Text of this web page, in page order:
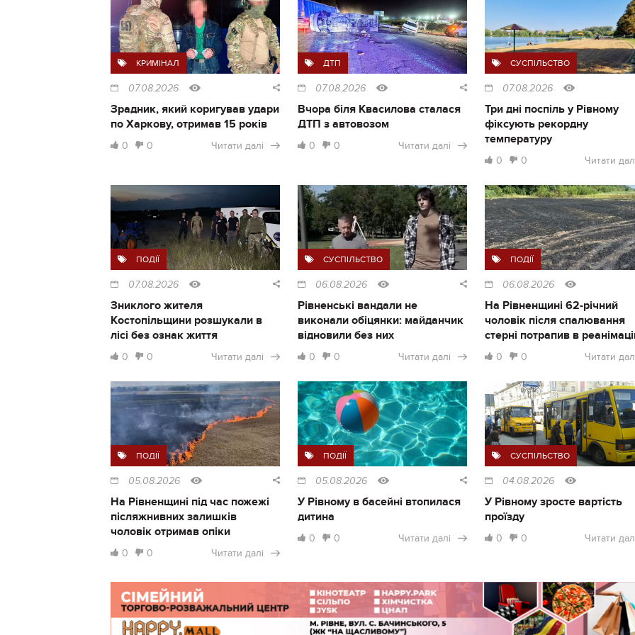
КРИМІНАЛ
07.08.2026
Зрадник, який коригував удари
по Харкову, отримав 15 років
0 0 Читати далі
ДТП
07.08.2026
Вчора біля Квасилова сталася
ДТП з автовозом
0 0 Читати далі
СУСПІЛЬСТВО
07.08.2026
Три дні поспіль у Рівному
фіксують рекордну
температуру
0 0 Читати
ПОДІЇ
07.08.2026
Зниклого жителя
Костопільщини розшукали в
лісі без ознак життя
0 0 Читати далі
СУСПІЛЬСТВО
06.08.2026
Рівненські вандали не
виконали обіцянки: майданчик
відновили без них
0 0 Читати далі
ПОДІЇ
06.08.2026
На Рівненщині 62-річний
чоловік після спалювання
стерні потрапив в
0 0 Читати
ПОДІЇ
05.08.2026
На Рівненщині під час пожежі
післяжнивних залишків
чоловік отримав опіки
0 0 Читати далі
ПОДІЇ
05.08.2026
У Рівному в басейні втопилася
дитина
0 0 Читати далі
СУСПІЛЬСТВО
04.08.2026
У Рівному зросте вартість
проїзду
0 0 Читати